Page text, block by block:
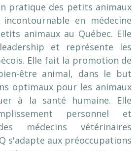
pratique des petits animaux
en médecine
animaux au Québec. Elle
et représente les
Elle fait la promotion de
être animal, dans le but
optimaux pour les animaux
à la santé humaine. Elle
personnel et
médecins vétérinaires
s'adapte aux préoccupations